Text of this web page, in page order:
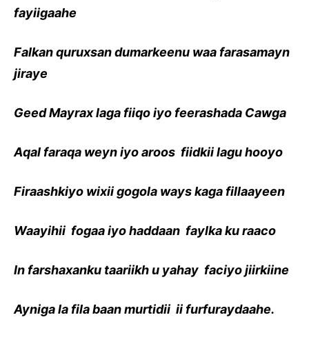
fayiigaahe
Falkan quruxsan dumarkeenu waa farasamayn
jiraye
Geed Mayrax laga fiiqo iyo feerashada Cawga
Aqal faraqa weyn iyo aroos fiidkii lagu hooyo
Firaashkiyo wixii gogola ways kaga fillaayeen
Waayihii fogaa iyo haddaan faylka ku raaco
In farshaxanku taariikh u yahay faciyo jiirkiine
Ayniga la fila baan murtidii ii furfuraydaahe.